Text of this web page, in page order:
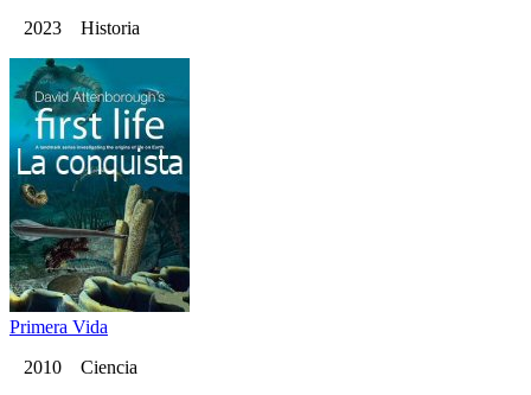
2023 Historia
Primera Vida
2010 Ciencia